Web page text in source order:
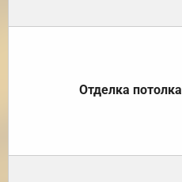
Отделка потолка